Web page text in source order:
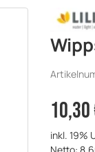
10,30
inkl. 19%
Netto: